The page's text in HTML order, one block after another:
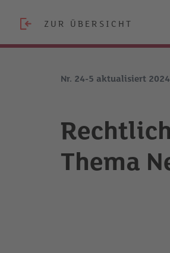
ZUR ÜBERSICHT
Nr. 24-5 aktualisiert
Thema